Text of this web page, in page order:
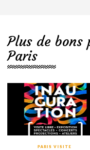
Plus de
Paris
PARIS VISITE